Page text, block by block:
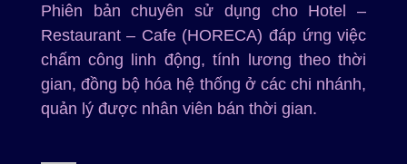
Phiên bản chuyên sử dụng cho Hotel –
Restaurant – Cafe (HORECA) đáp ứng việc
chấm công linh động, tính lương theo thời
gian, đồng bộ hóa hệ thống ở các chi nhánh,
quản lý được nhân viên bán thời gian.